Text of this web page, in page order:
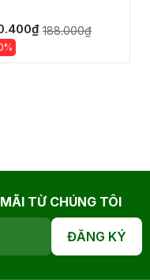
188.000₫
TỪ CHÚNG TÔI
ĐĂNG KÝ